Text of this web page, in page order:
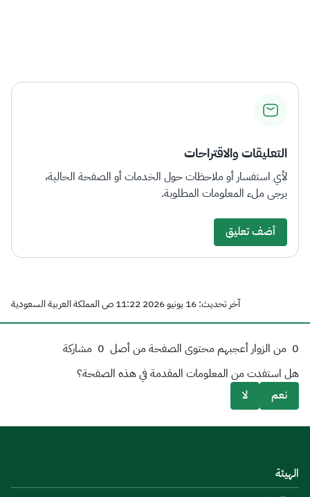
التعليقات والاقتراحات
لأي استفسار أو ملاحظات حول الخدمات أو الصفحة الحالية،
يرجى ملء المعلومات المطلوبة.
أضف تعليق
آخر تحديث: 16 يونيو 2026 11:22 ص المملكة العربية السعودية
0 من الزوار أعجبهم محتوى الصفحة من أصل 0 مشاركة
هل استفدت من المعلومات المقدمة في هذه الصفحة؟
نعم
لا
الهيئة